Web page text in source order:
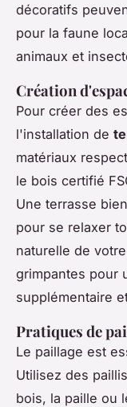
décoratifs
pour la faune
animaux et
Création
Pour créer des
l'installation de
matériaux
le bois certifié
Une terrasse
pour se relaxer
naturelle de
grimpantes pour
supplémentaire
Pratiques de
Le paillage est
Utilisez des
bois, la paille ou